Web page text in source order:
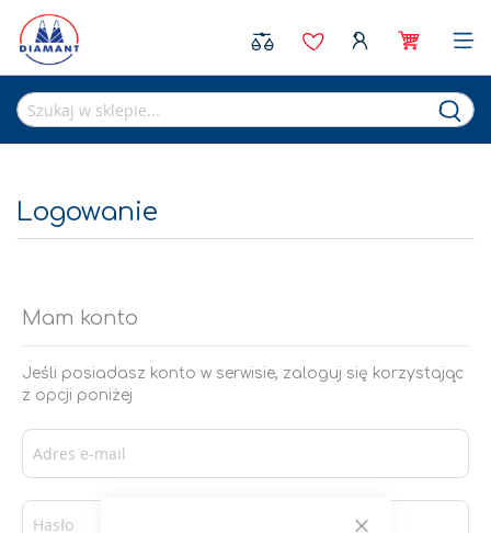
Logowanie
Mam konto
Jeśli posiadasz konto w serwisie, zaloguj się korzystając
z opcji poniżej